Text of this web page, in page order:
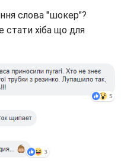
слова "шокер"?
хіба що для